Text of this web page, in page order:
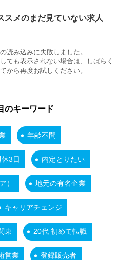
スメのまだ見ていない求人
読み込みに失敗しました。
ても表示されない場合は、しばらく
から再度お試しください。
のキーワード
年齢不問
3日 内定とりたい
） 地元の有名企業
キャリアチェンジ
東 20代 初めて転職
営業 登録販売者